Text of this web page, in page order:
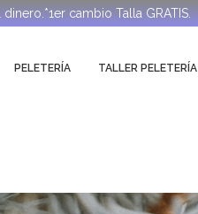
cambio Talla GRATIS.
PELETERÍA TALLER PELETERÍA